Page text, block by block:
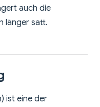
auch die
länger satt.
ist eine der